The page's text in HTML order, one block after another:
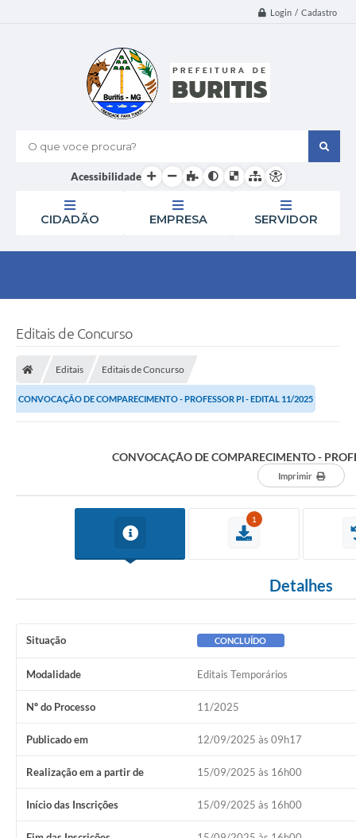
Login / Cadastro
O que voce procura?
Acessibilidade
CIDADÃO EMPRESA SERVIDOR
Editais de Concurso
Editais Editais de Concurso
CONVOCAÇÃO DE COMPARECIMENTO - PROFESSOR PI - EDITAL 11/2025
CONVOCAÇÃO DE COMPARECIMENTO -
Imprimir
1
Detalhes
Situação CONCLUÍDO
Modalidade Editais Temporários
Nº do Processo 11/2025
Publicado em 12/09/2025 às 09h17
Realização em a partir de 15/09/2025 às 16h00
Início das Inscrições 15/09/2025 às 16h00